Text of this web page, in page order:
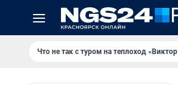
Что не так с туром на теплоход